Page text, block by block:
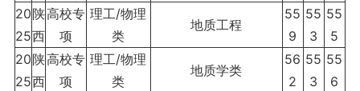
20
25
陕
西
高校专
项
理工/物理
类
地质工程
55
9
55
3
55
5
20
25
陕
西
高校专
项
理工/物理
类
地质学类
56
2
55
3
55
6